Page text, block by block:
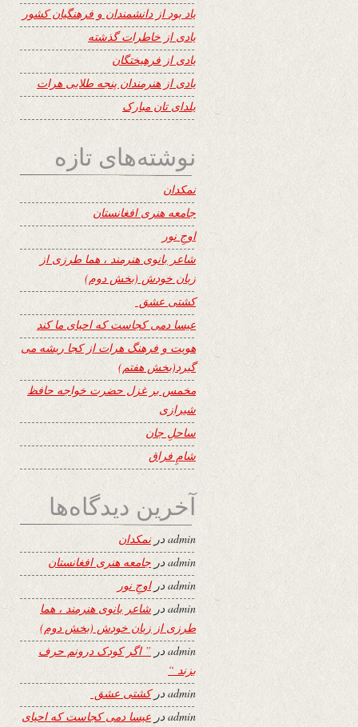
یاد بود از دانشمندان و فرهنگیان کشور
یادی از خاطرات گذشته
یادی از فرهیختگان
یادی از هنرمندان پنجه طلایی هرات
یلدای تان مبارک
نوشته‌های تازه
نمکدان
جامعه هنری افغانستان
اوجِ نور
شاعر بانوی هنرمند ، هما طرزی از
زبان خودش (بخش دوم)
کشتی عشق
عیسا دمی کجاست که احیای ما کند
هویت و فرهنگ هرات از کجا ریشه می
گیرد(بخش هفتم)
مخمس بر غزل حضرت خواجه حافظ
شیرازی
ساحلِ جان
شامِ فراق
آخرین دیدگاه‌ها
adminدرنمکدان
adminدر جامعه هنری افغانستان
adminدراوجِ نور
adminدر شاعر بانوی هنرمند ، هما
طرزی از زبان خودش (بخش دوم)
adminدر ” اگر کودک درونم حرف
بزند “
adminدرکشتی عشق
adminدر عیسا دمی کجاست که احیای